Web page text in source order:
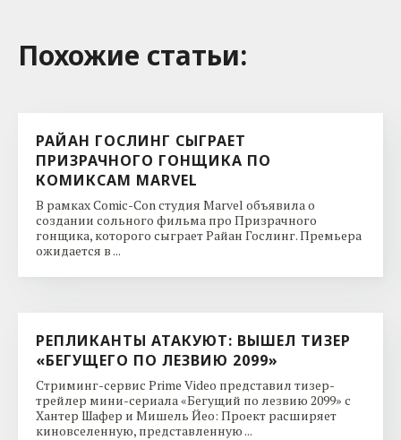
Похожие cтатьи:
РАЙАН ГОСЛИНГ СЫГРАЕТ
ПРИЗРАЧНОГО ГОНЩИКА ПО
КОМИКСАМ MARVEL
В рамках Comic-Con студия Marvel объявила о
создании сольного фильма про Призрачного
гонщика, которого сыграет Райан Гослинг. Премьера
ожидается в ...
РЕПЛИКАНТЫ АТАКУЮТ: ВЫШЕЛ ТИЗЕР
«БЕГУЩЕГО ПО ЛЕЗВИЮ 2099»
Стриминг-сервис Prime Video представил тизер-
трейлер мини-сериала «Бегущий по лезвию 2099» с
Хантер Шафер и Мишель Йео: Проект расширяет
киновселенную, представленную ...